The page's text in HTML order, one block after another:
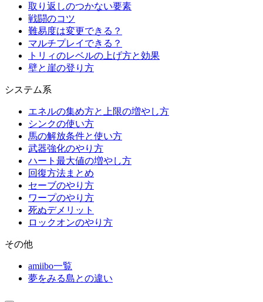
取り返しのつかない要素
戦闘のコツ
難易度は変更できる？
マルチプレイできる？
トリィのレベルの上げ方と効果
壁と崖の登り方
システム系
エネルの集め方と上限の増やし方
シンクの使い方
馬の解放条件と使い方
武器強化のやり方
ハート最大値の増やし方
回復方法まとめ
セーブのやり方
ワープのやり方
死ぬデメリット
ロックオンのやり方
その他
amiibo一覧
夢をみる島との違い